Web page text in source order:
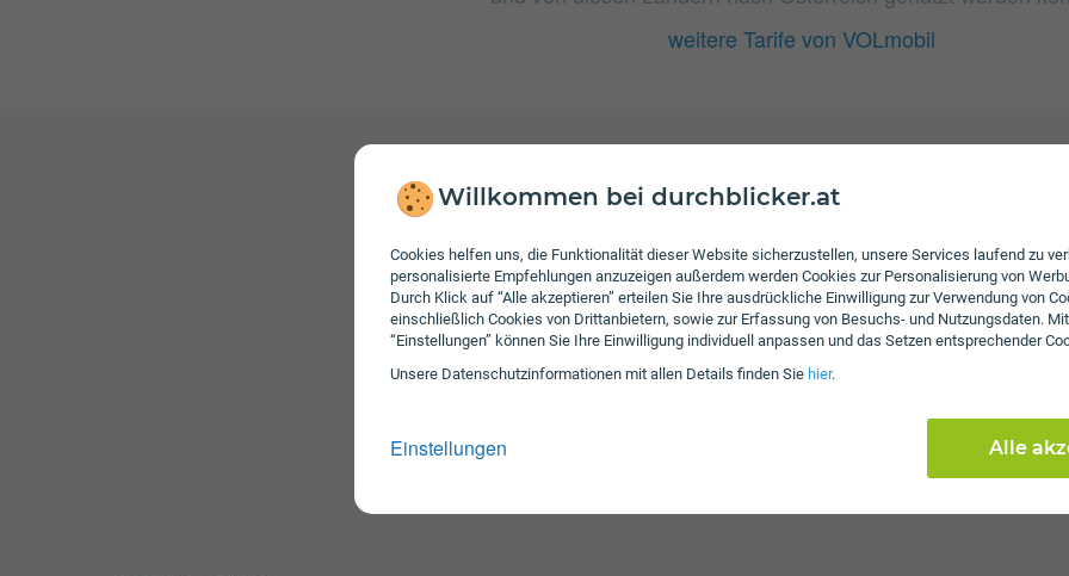
Willkommen bei durchblicker.at
Cookies helfen uns, die Funktionalität dieser Website sicherzustellen, unsere Services laufend zu
personalisierte Empfehlungen anzuzeigen außerdem werden Cookies zur Personalisierung von
Durch Klick auf “Alle akzeptieren” erteilen Sie Ihre ausdrückliche Einwilligung zur Verwendung von
einschließlich Cookies von Drittanbietern, sowie zur Erfassung von Besuchs- und Nutzungsdaten.
“Einstellungen” können Sie Ihre Einwilligung individuell anpassen und das Setzen entsprechender
Unsere Daten­schutz­informationen mit allen Details finden Sie hier.
Einstellungen Alle
weitere Tarife von VOLmobil
Nach Verbrauch der
von 35 ct/€ pro Minute
das inkludierte
zusätzliches
um wieder mobilen
beim VOLguat
an. Es wird keine